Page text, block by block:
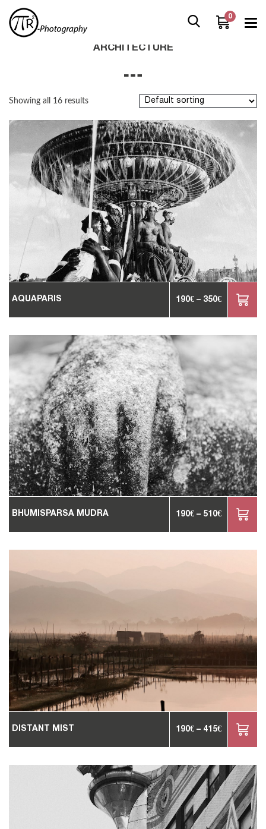
0
Home /
ARCHITECTURE
Showing all 16 results
AQUAPARIS 190€ – 350€
BHUMISPARSA MUDRA 190€ – 510€
DISTANT MIST 190€ – 415€